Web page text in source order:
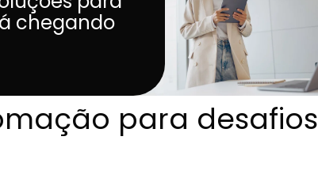
chegando
para desafios